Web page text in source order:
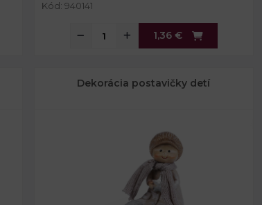
Kód: 940141
1,36 €
Dekorácia postavičky detí